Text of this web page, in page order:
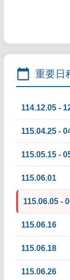
calendar_today 重要日
114.12.05 -
115.04.25 -
115.05.15 -
115.06.01
115.06.05 -
115.06.16
115.06.18
115.06.26